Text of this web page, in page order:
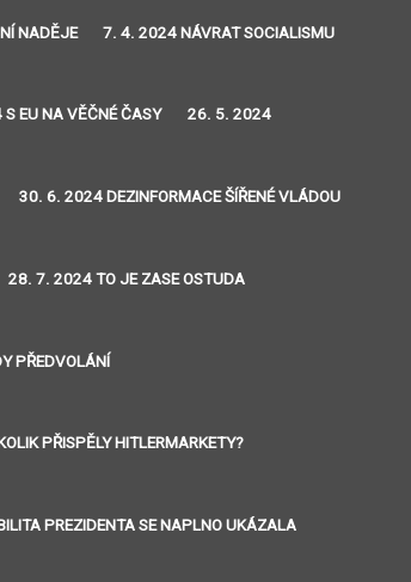
NADĚJE 7. 4. 2024 NÁVRAT SOCIALISMU
EU NA VĚČNÉ ČASY 26. 5. 2024
30. 6. 2024 DEZINFORMACE ŠÍŘENÉ VLÁDOU
28. 7. 2024 TO JE ZASE OSTUDA
PŘEDVOLÁNÍ
PŘISPĚLY HITLERMARKETY?
PREZIDENTA SE NAPLNO UKÁZALA